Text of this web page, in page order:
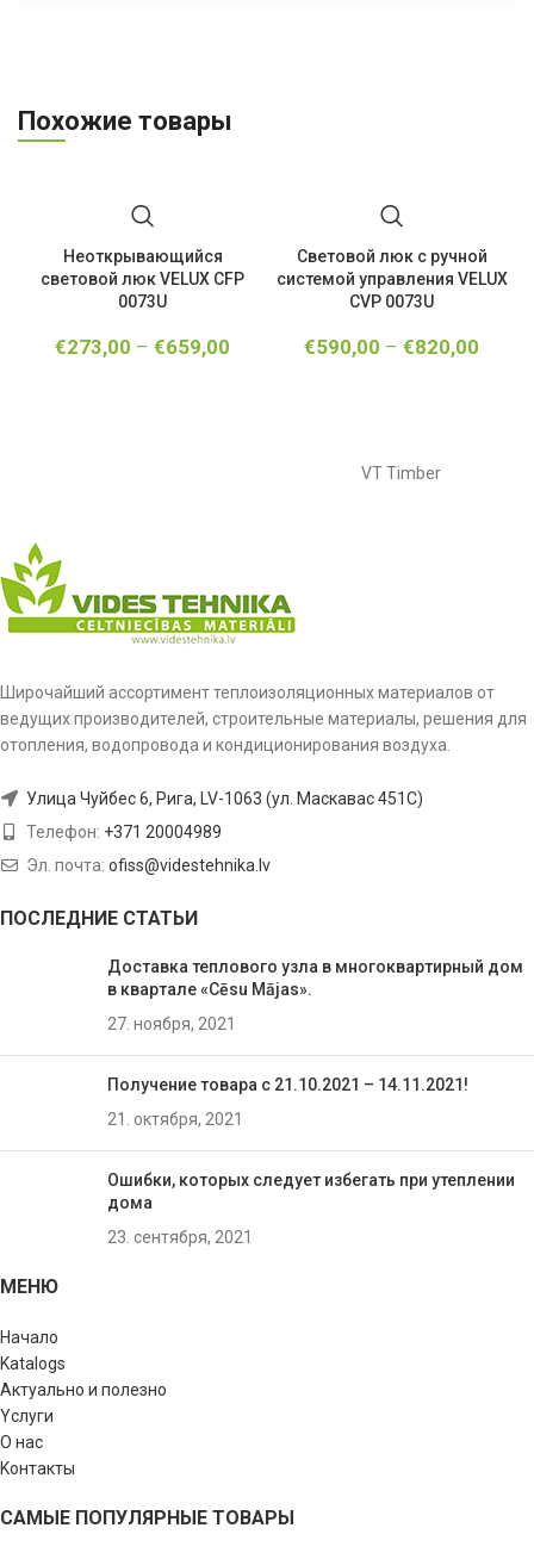
Похожие товары
Неоткрывающийся
световой люк VELUX CFP
0073U
€273,00 – €659,00
Световой люк с ручной
системой управления VELUX
CVP 0073U
€590,00 – €820,00
VT Timber
Широчайший ассортимент теплоизоляционных материалов от
ведущих производителей, строительные материалы, решения для
отопления, водопровода и кондиционирования воздуха.
Улица Чуйбес 6, Рига, LV-1063 (ул. Маскавас 451C)
Телефон: +371 20004989
Эл. почта: ofiss@videstehnika.lv
ПОСЛЕДНИЕ СТАТЬИ
Доставка теплового узла в многоквартирный дом
в квартале «Cēsu Mājas».
27. ноября, 2021
Получение товара с 21.10.2021 – 14.11.2021!
21. октября, 2021
Ошибки, которых следует избегать при утеплении
домa
23. сентября, 2021
МЕНЮ
Начало
Katalogs
Актуально и полезно
Yслуги
О нас
Kонтакты
САМЫЕ ПОПУЛЯРНЫЕ ТОВАРЫ